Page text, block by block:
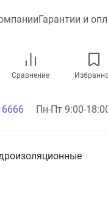
Гарантии и
Сравнение
Пн-Пт 9:00-